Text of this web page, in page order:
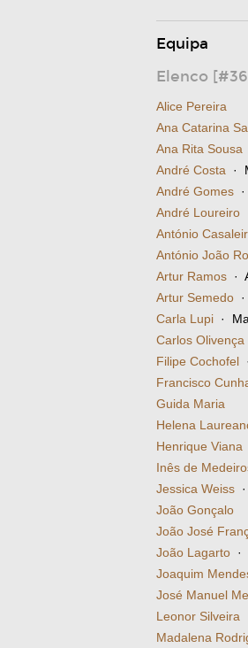
Equipa
Elenco
Alice Pereira
Ana Catarina
Ana Rita Sousa
André Costa ·
André Gomes
André Loureiro
António
António João
Artur Ramos ·
Artur Semedo
Carla Lupi ·
Carlos Olivença
Filipe Cochofel
Francisco
Guida Maria
Helena
Henrique Viana
Inês de
Jessica Weiss
João Gonçalo
João José
João Lagarto ·
Joaquim
José Manuel
Leonor Silveira
Madalena